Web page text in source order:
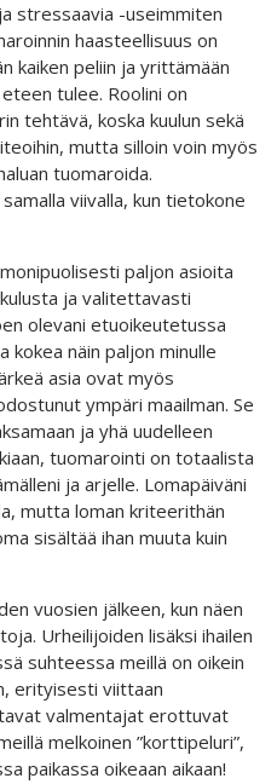
stressaavia -useimmiten
haasteellisuus on
kaiken peliin ja yrittämään
tulee. Roolini on
tehtävä, koska kuulun sekä
mutta silloin voin myös
tuomaroida.
viivalla, kun tietokone
paljon asioita
ja valitettavasti
olevani etuoikeutetussa
kokea näin paljon minulle
asia ovat myös
ympäri maailman. Se
ja yhä uudelleen
tuomarointi on totaalista
ja arjelle. Lomapäiväni
mutta loman kriteerithän
sisältää ihan muuta kuin
vuosien jälkeen, kun näen
Urheilijoiden lisäksi ihailen
suhteessa meillä on oikein
erityisesti viittaan
valmentajat erottuvat
melkoinen ”korttipeluri”,
paikassa oikeaan aikaan!